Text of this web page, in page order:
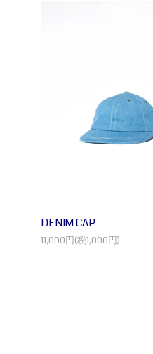
DENIM CAP
11,000円(税1,000円)